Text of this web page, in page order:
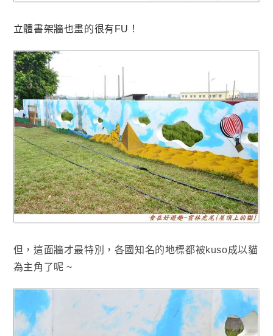
立體書架牆也畫的很有FU！
但 ，這面牆才最特別，各國知名的地標都被kuso成以貓
為主角了呢 ~